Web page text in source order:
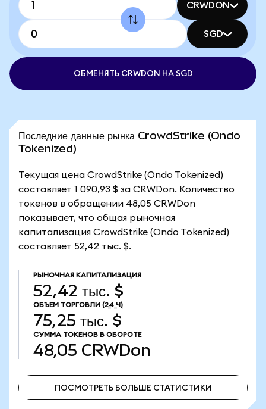
CRWDON
SGD
ОБМЕНЯТЬ CRWDON НА SGD
Последние данные рынка CrowdStrike (Ondo
Tokenized)
Текущая цена CrowdStrike (Ondo Tokenized)
составляет 1 090,93 $ за CRWDon. Количество
токенов в обращении 48,05 CRWDon
показывает, что общая рыночная
капитализация CrowdStrike (Ondo Tokenized)
составляет 52,42 тыс. $.
РЫНОЧНАЯ КАПИТАЛИЗАЦИЯ
52,42 тыс. $
ОБЪЕМ ТОРГОВЛИ (24 Ч)
75,25 тыс. $
СУММА ТОКЕНОВ В ОБОРОТЕ
48,05 CRWDon
ПОСМОТРЕТЬ БОЛЬШЕ СТАТИСТИКИ